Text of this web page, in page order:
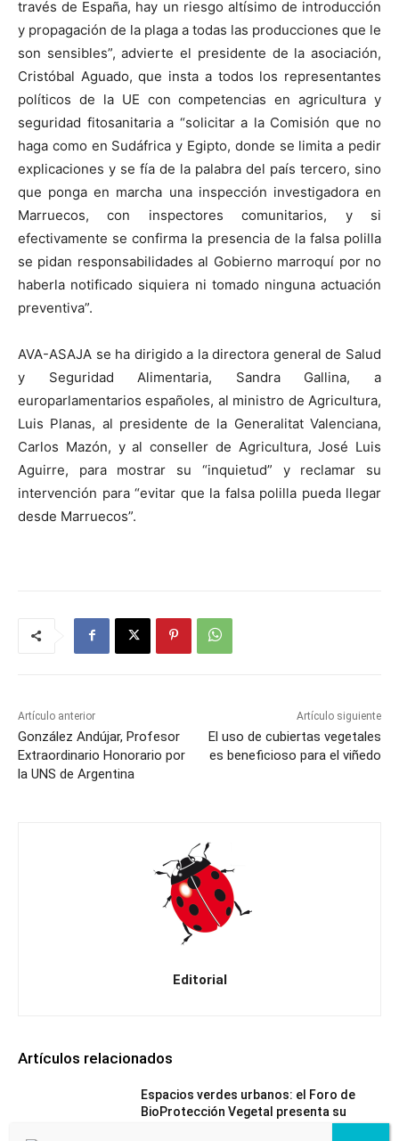
través de España, hay un riesgo altísimo de introducción
y propagación de la plaga a todas las producciones que le
son sensibles”, advierte el presidente de la asociación,
Cristóbal Aguado, que insta a todos los representantes
políticos de la UE con competencias en agricultura y
seguridad fitosanitaria a “solicitar a la Comisión que no
haga como en Sudáfrica y Egipto, donde se limita a pedir
explicaciones y se fía de la palabra del país tercero, sino
que ponga en marcha una inspección investigadora en
Marruecos, con inspectores comunitarios, y si
efectivamente se confirma la presencia de la falsa polilla
se pidan responsabilidades al Gobierno marroquí por no
haberla notificado siquiera ni tomado ninguna actuación
preventiva”.
AVA-ASAJA se ha dirigido a la directora general de Salud
y Seguridad Alimentaria, Sandra Gallina, a
europarlamentarios españoles, al ministro de Agricultura,
Luis Planas, al presidente de la Generalitat Valenciana,
Carlos Mazón, y al conseller de Agricultura, José Luis
Aguirre, para mostrar su “inquietud” y reclamar su
intervención para “evitar que la falsa polilla pueda llegar
desde Marruecos”.
Artículo anterior
González Andújar, Profesor
Extraordinario Honorario por
la UNS de Argentina
Artículo siguiente
El uso de cubiertas vegetales
es beneficioso para el viñedo
Editorial
Artículos relacionados
Espacios verdes urbanos: el Foro de
BioProtección Vegetal presenta su